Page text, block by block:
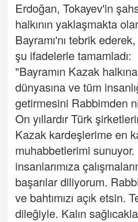
Erdoğan, Tokayev'in
halkının yaklaşmakta
Bayramı'nı tebrik ederek,
şu ifadelerle tamamladı:
"Bayramın Kazak
dünyasına ve tüm
getirmesini Rabbimden
On yıllardır Türk
Kazak kardeşlerime en
muhabbetlerimi
insanlarımıza
başarılar diliyorum.
ve bahtımızı açık etsin.
dileğiyle. Kalın